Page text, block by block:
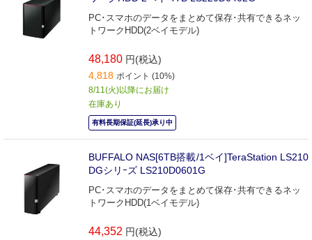
PC･スマホのデータをまとめて保存･共有できるネッ
トワークHDD(2ベイモデル)
48,180 円(税込)
4,818 ポイント (10%)
8/11(火)以降にお届け
在庫あり
有料長期保証(延長)承り中
BUFFALO NAS[6TB搭載/1ベイ]TeraStation LS210
DGシリｰズ LS210D0601G
PC･スマホのデータをまとめて保存･共有できるネッ
トワークHDD(1ベイモデル)
44,352 円(税込)